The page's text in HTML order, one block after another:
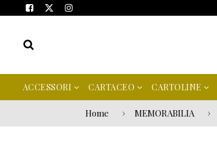
ACCESSORI CARTACEO CARTOLINE
Home MEMORABILIA